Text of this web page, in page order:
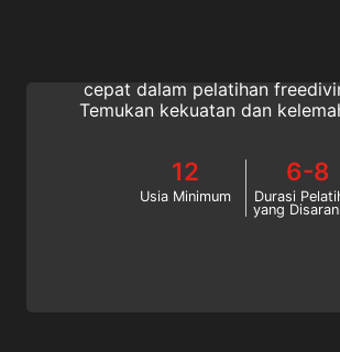
cepat dalam pelatihan freediving
Temukan kekuatan dan
Anda. Bergabunglah dengan
Teknik Pelatihan SSI!
12
Usia Minimum
6-8
Durasi
yang